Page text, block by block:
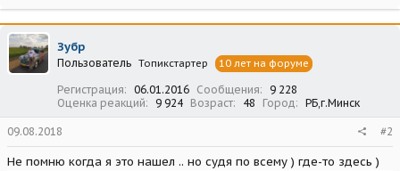
а
к
ц
и
и
Зубр
Пользователь Топикстартер 10 лет на форуме
Регистрация 06.01.2016 Сообщения
9 228
Оценка реакций
9 924 Возраст 48 Город РБ,г.Минск
09.08.2018 #2
Не помню когда я это нашел .. но судя по всему ) где-то здесь )